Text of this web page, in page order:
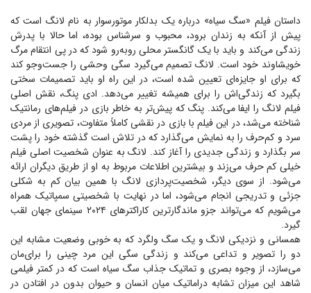
داستان فیلم «سگ سیاه» درباره یک بدلکار موتورسوار به نام لانگ است که
پیش از آنکه به زندان برود، محبوب و سرشناس بوده، اما حالا با پدرش
زندگی می‌کند و باید با یک گانگستر محلی روبه‌رو شود که در پی انتقام مرگ
خویشاوند خود است. لانگ تصمیم می‌گیرد سگی وحشی را جست‌و‌جو کند
که برای او جایزه‌ای تعیین شده است، در این راه او باید تصمیمات سختی
بگیرد که زندگی‌اش را برای همیشه تغییر می‌دهد. ادی پنگ، نقش اصلی
فیلم لانگ را ایفا می‌کند. پنگ که پیش‌تر به خاطر بازی در فیلم‌های رمانتیک
شناخته می‌شد، در این فیلم با بازی در نقشی کاملاً متفاوت، تصویری از مردی
سرد و کم‌حرف را به نمایش می‌گذارد که در تلاش است گذشته خود را پشت
سر بگذارد و زندگی جدیدی را آغاز کند. لانگ به عنوان شخصیت اصلی فیلم
خیلی کم حرف می‌زند و بیشترین اطلاعات مربوط به او از طریق دیگران ارائه
می‌شود. از سوی دیگر، شخصیت‌پردازی لانگ با همین بیان کم به شکلی
جزئی و تدریجی انجام می‌شود، اما در نهایت با شخصیتی سمپاتیک همراه
می‌شویم که می‌تواند جزو ماندگارترین کاراکتر‌های ۲۰۲۴ سینمای جهان لقب
گیرد.
همسانی و نزدیکی لانگ و یک سگ ولگرد که به خوبی وضعیت مشابه این
دو را تصویر و تداعی می‌کند و زندگی سگی این مرد چینی را برای‌مان
می‌سازد، از وجوه بصری و تماتیک جذاب سگ سیاه است که در کمتر فیلمی
شاهد این میزان تشابه دراماتیک میان انسان و حیوان بدون در افتادن در